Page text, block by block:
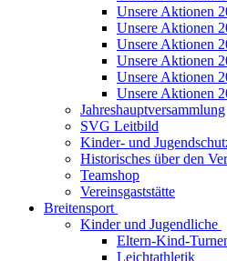
Unsere Aktionen
Unsere Aktionen
Unsere Aktionen
Unsere Aktionen
Unsere Aktionen
Unsere Aktionen
Jahreshauptversammlung
SVG Leitbild
Kinder- und
Historisches über den
Teamshop
Vereinsgaststätte
Breitensport
Kinder und Jugendliche
Eltern-Kind-
Leichtathletik